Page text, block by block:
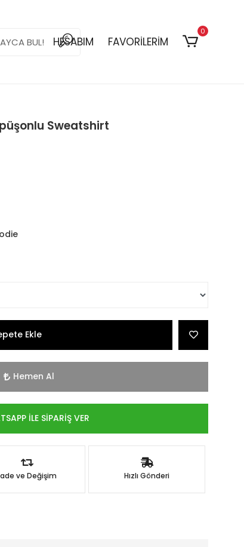
HESABIM FAVORİLERİM
0
Sweatshirt
Ekle
Hemen Al
İLE SİPARİŞ VER
ve Değişim Hızlı Gönderi